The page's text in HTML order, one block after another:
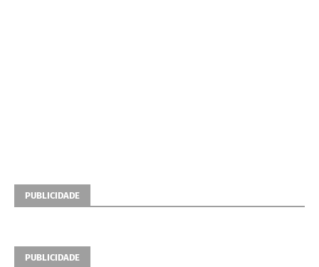
PUBLICIDADE
PUBLICIDADE